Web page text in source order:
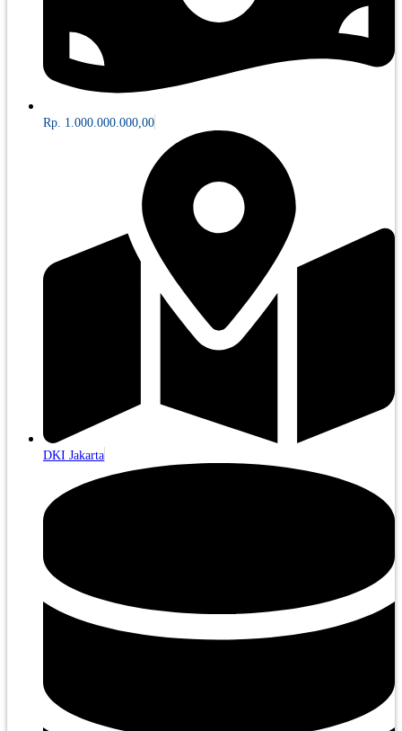
Rp. 1.000.000.000,00
DKI Jakarta